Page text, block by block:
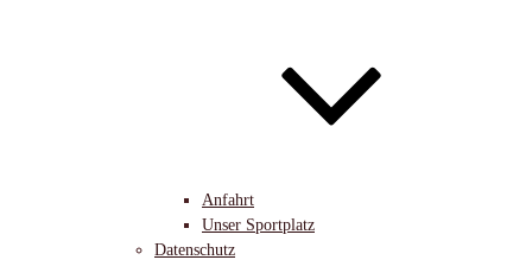
Anfahrt
Unser Sportplatz
Datenschutz